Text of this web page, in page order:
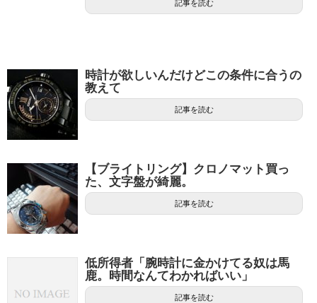
記事を読む
時計が欲しいんだけどこの条件に合うの
教えて
記事を読む
【ブライトリング】クロノマット買っ
た、文字盤が綺麗。
記事を読む
低所得者「腕時計に金かけてる奴は馬
鹿。時間なんてわかればいい」
記事を読む